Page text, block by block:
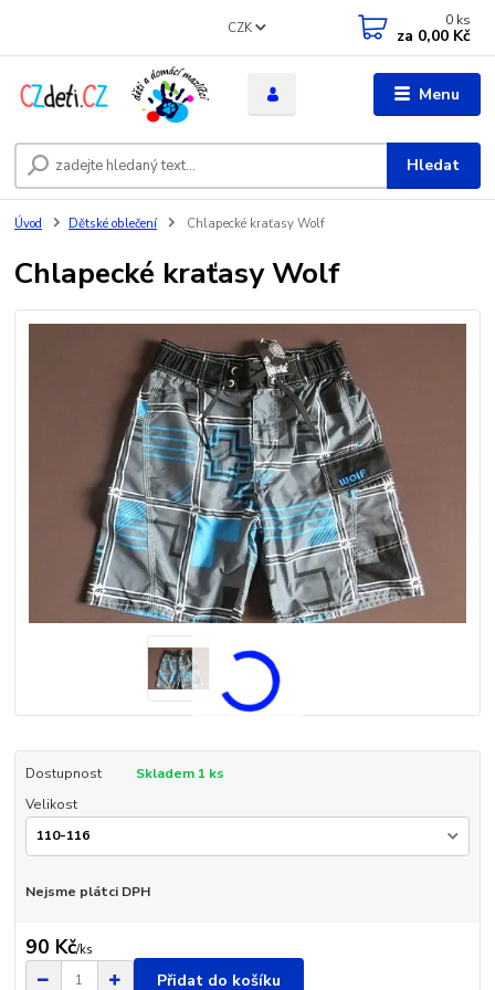
Menu
CZK
Hledat
0 ks
za 0,00 Kč
Úvod Dětské oblečení Chlapecké kraťasy Wolf
Chlapecké kraťasy Wolf
Dostupnost
Skladem 1 ks
Velikost
Nejsme plátci DPH
90 Kč/ks
Přidat do košíku